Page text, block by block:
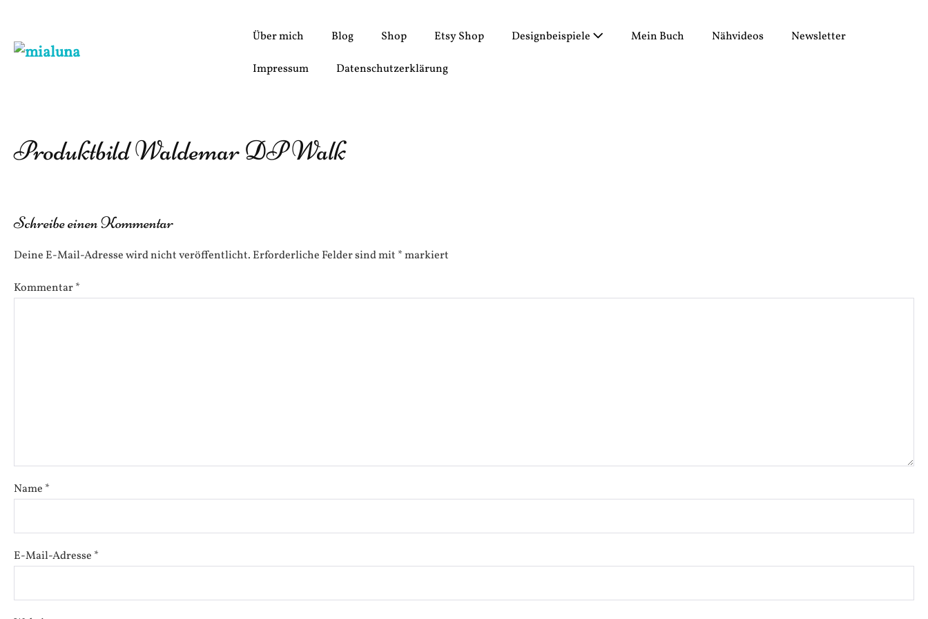
springen
Über mich Blog Shop Etsy Shop Designbeispiele Mein Buch Nähvideos Newsletter
Impressum Datenschutzerklärung
Produktbild Waldemar DP Walk
Schreibe einen Kommentar
Deine E-Mail-Adresse wird nicht veröffentlicht. Erforderliche Felder sind mit *markiert
Kommentar*
Name *
E-Mail-Adresse *